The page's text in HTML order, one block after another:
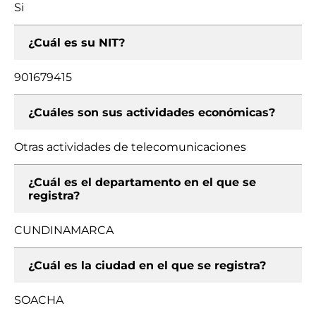
Si
¿Cuál es su NIT?
901679415
¿Cuáles son sus actividades económicas?
Otras actividades de telecomunicaciones
¿Cuál es el departamento en el que se
registra?
CUNDINAMARCA
¿Cuál es la ciudad en el que se registra?
SOACHA